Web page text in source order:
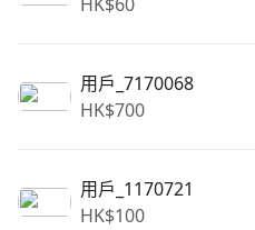
用戶_7170068
HK$700
用戶_1170721
HK$100